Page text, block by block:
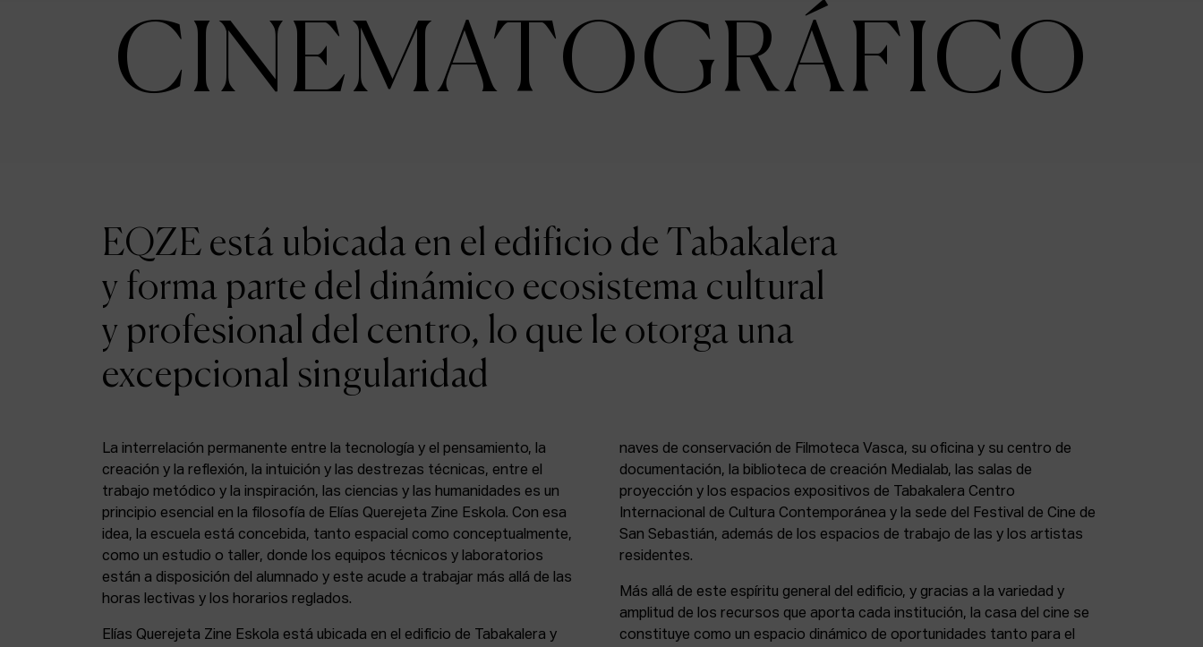
CINEMATOGRÁFICO
EQZE está ubicada en el edificio de Tabakalera
y forma parte del dinámico ecosistema cultural
y profesional del centro, lo que le otorga una
excepcional singularidad
La interrelación permanente entre la tecnología y el pensamiento, la
creación y la reflexión, la intuición y las destrezas técnicas, entre el
trabajo metódico y la inspiración, las ciencias y las humanidades es un
principio esencial en la filosofía de Elías Querejeta Zine Eskola. Con esa
idea, la escuela está concebida, tanto espacial como conceptualmente,
como un estudio o taller, donde los equipos técnicos y laboratorios
están a disposición del alumnado y este acude a trabajar más allá de las
horas lectivas y los horarios reglados.
Elías Querejeta Zine Eskola está ubicada en el edificio de Tabakalera y
naves de conservación de Filmoteca Vasca, su oficina y su centro de
documentación, la biblioteca de creación Medialab, las salas de
proyección y los espacios expositivos de Tabakalera Centro
Internacional de Cultura Contemporánea y la sede del Festival de Cine de
San Sebastián, además de los espacios de trabajo de las y los artistas
residentes.
Más allá de este espíritu general del edificio, y gracias a la variedad y
amplitud de los recursos que aporta cada institución, la casa del cine se
constituye como un espacio dinámico de oportunidades tanto para el